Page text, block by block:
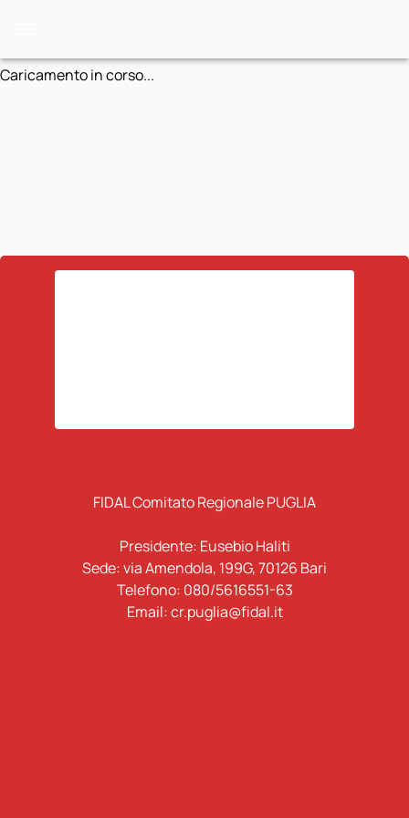
Caricamento in corso...
FIDAL Comitato Regionale PUGLIA
Presidente: Eusebio Haliti
Sede: via Amendola, 199G, 70126 Bari
Telefono: 080/5616551-63
Email: cr.puglia@fidal.it